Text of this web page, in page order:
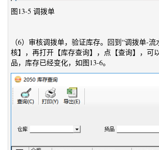
图13-5 调拨单
（6）审核调拨单，验证库存。回到“调拨单-
核】，再打开【库存查询】，点【查询】，可
品，库存已经变化，如图13-6。